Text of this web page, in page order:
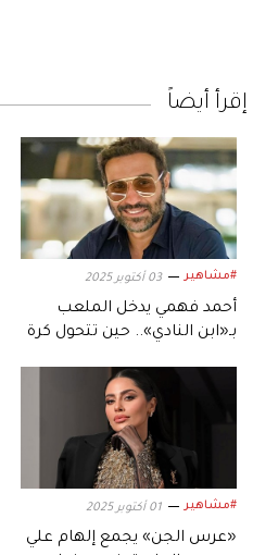
إقرأ أيضاً
#مشاهير 03 أكتوبر 2025
أحمد فهمي يدخل الملعب
بـ«ابن النادي».. حين تتحول كرة
#مشاهير 01 أكتوبر 2025
«عرس الجن» يجمع إلهام علي